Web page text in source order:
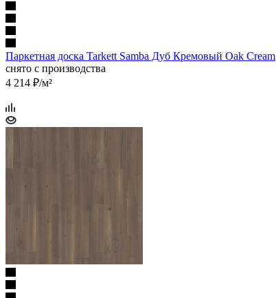
Паркетная доска Tarkett Samba Дуб Кремовый Oak Cream
снято с производства
4 214 ₽/м²